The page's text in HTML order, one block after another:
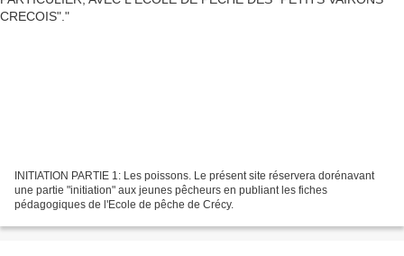
INITIATION PARTIE 1: Les poissons. Le présent site réservera dorénavant
une partie "initiation" aux jeunes pêcheurs en publiant les fiches
pédagogiques de l'Ecole de pêche de Crécy.